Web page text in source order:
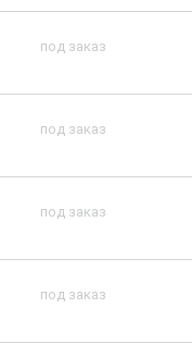
под заказ
под заказ
под заказ
под заказ